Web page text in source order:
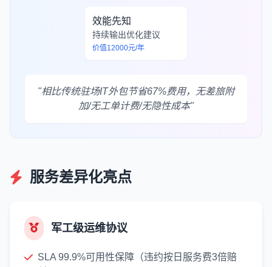
效能先知
持续输出优化建议
价值12000元/年
"相比传统驻场IT外包节省67%费用，无差旅附
加/无工单计费/无隐性成本"
服务差异化亮点
军工级运维协议
SLA 99.9%可用性保障（违约按日服务费3倍赔